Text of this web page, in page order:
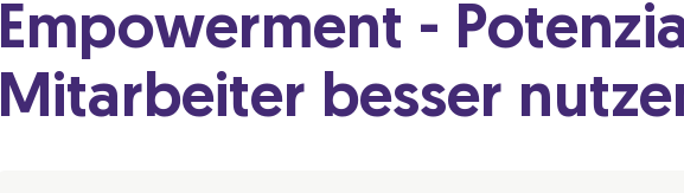
Empowerment -
Mitarbeiter besser